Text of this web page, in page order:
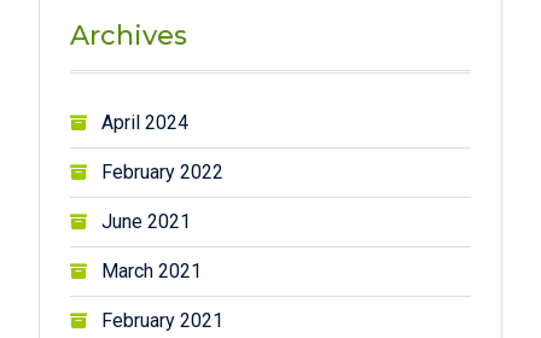
Archives
April 2024
February 2022
June 2021
March 2021
February 2021